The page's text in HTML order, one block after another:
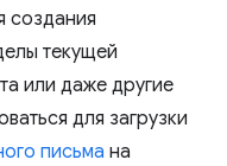
создания
текущей
или даже другие
для загрузки
письма на